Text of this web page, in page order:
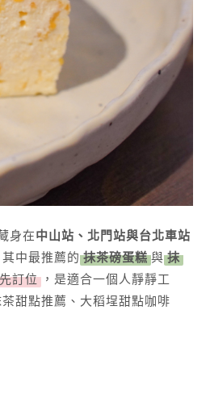
身在中山站、北門站與台北車站
中最推薦的 抹茶磅蛋糕 與 抹
訂位 ，是適合一個人靜靜工
甜點推薦、大稻埕甜點咖啡